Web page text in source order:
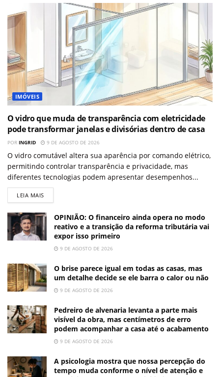
IMÓVEIS
O vidro que muda de transparência com eletricidade
pode transformar janelas e divisórias dentro de casa
POR INGRID 9 DE AGOSTO DE 2026
O vidro comutável altera sua aparência por comando elétrico,
permitindo controlar transparência e privacidade, mas
diferentes tecnologias podem apresentar desempenhos...
LEIA MAIS
OPINIÃO: O financeiro ainda opera no modo
reativo e a transição da reforma tributária vai
expor isso primeiro
9 DE AGOSTO DE 2026
O brise parece igual em todas as casas, mas
um detalhe decide se ele barra o calor ou não
9 DE AGOSTO DE 2026
Pedreiro de alvenaria levanta a parte mais
visível da obra, mas centímetros de erro
podem acompanhar a casa até o acabamento
9 DE AGOSTO DE 2026
A psicologia mostra que nossa percepção do
tempo muda conforme o nível de atenção e